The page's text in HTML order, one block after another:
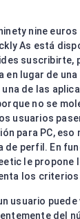
nine euros
As está
suscribirte,
en lugar de
de las
no se
usuarios
para PC, eso
de perfil. En
le propone
los
usuario
del